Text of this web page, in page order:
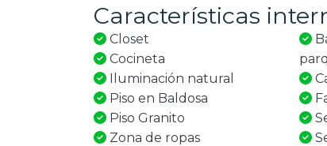
Características
Closet
Cocineta
Iluminación natural
Piso en Baldosa
Piso Granito
Zona de ropas